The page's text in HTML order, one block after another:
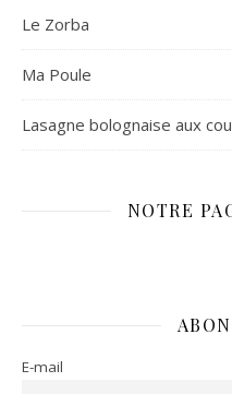
Le Zorba
Ma Poule
Lasagne bolognaise aux
NOTRE
E-mail